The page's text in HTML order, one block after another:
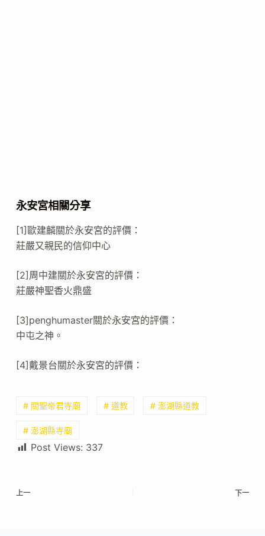
永安宮相關分享
[1]歐建麟關於永安宮的評價：
莊嚴又親民的信仰中心
[2]周中建關於永安宮的評價：
莊嚴神聖香火鼎盛
[3]penghumaster關於永安宮的評價：
中屯之神。
[4]戴景台關於永安宮的評價：
# 關聖帝君寺廟 # 道教 # 澎湖縣道教
# 澎湖縣寺廟
Post Views: 337
上一 下一